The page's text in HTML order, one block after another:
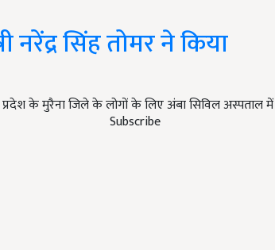
Subscribe
नरेंद्र सिंह तोमर ने किया
प्रदेश के मुरैना जिले के लोगों के लिए अंबा सिविल अस्पताल में